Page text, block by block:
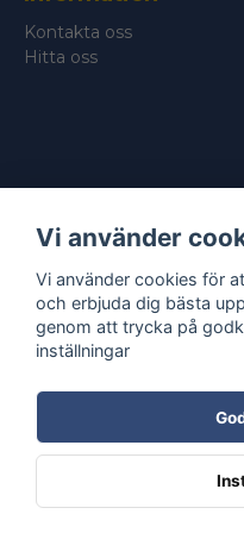
Kontakta oss
Hitta oss
Bli medlem i vårt
Vi använder
Vi använder cookies för
och erbjuda dig bästa
genom att trycka på
inställningar